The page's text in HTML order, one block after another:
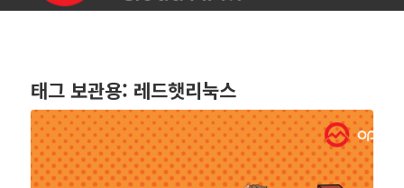
태그 보관용: 레드햇리눅스